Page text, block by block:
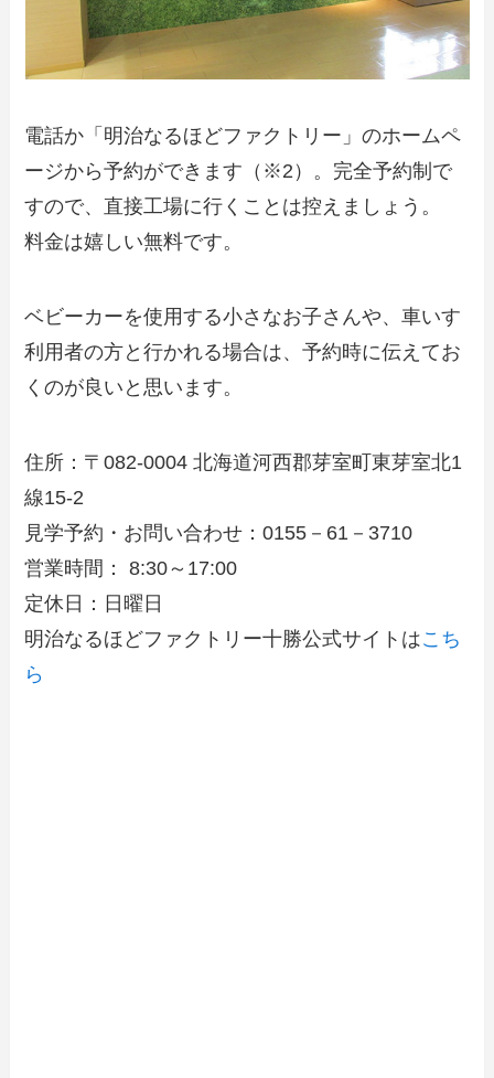
電話か「明治なるほどファクトリー」のホームペ
ージから予約ができます（※2）。完全予約制で
すので、直接工場に行くことは控えましょう。
料金は嬉しい無料です。
ベビーカーを使用する小さなお子さんや、車いす
利用者の方と行かれる場合は、予約時に伝えてお
くのが良いと思います。
住所：〒082-0004 北海道河西郡芽室町東芽室北1
線15-2
見学予約・お問い合わせ：0155－61－3710
営業時間： 8:30～17:00
定休日：日曜日
明治なるほどファクトリー十勝公式サイトはこち
ら